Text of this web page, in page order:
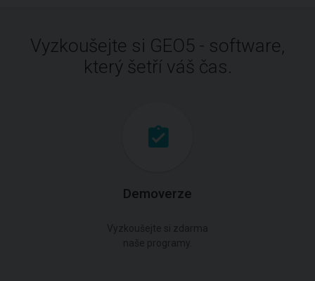
Vyzkoušejte si GEO5 - software,
který šetří váš čas.
Demoverze